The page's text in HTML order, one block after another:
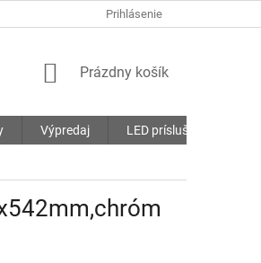
SÚBORY COOKIES
Prihlásenie
NÁKUPNÝ
Prázdny košík
Výpredaj LED príslušenstvo